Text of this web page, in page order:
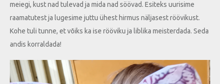
meiegi, kust nad tulevad ja mida nad söövad. Esiteks uurisime
raamatutest ja lugesime juttu ühest hirmus näljasest röövikust.
Kohe tuli tunne, et võiks ka ise rööviku ja liblika meisterdada. Seda
andis korraldada!